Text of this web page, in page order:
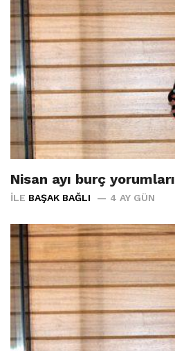
Nisan ayı burç yorumları
İLE BAŞAK BAĞLI 4 AY GÜN